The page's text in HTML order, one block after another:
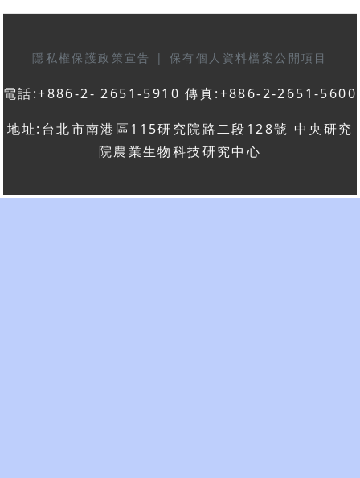
隱私權保護政策宣告 | 保有個人資料檔案公開項目
電話:+886-2- 2651-5910 傳真:+886-2-2651-5600
地址:台北市南港區115研究院路二段128號 中央研究
院農業生物科技研究中心